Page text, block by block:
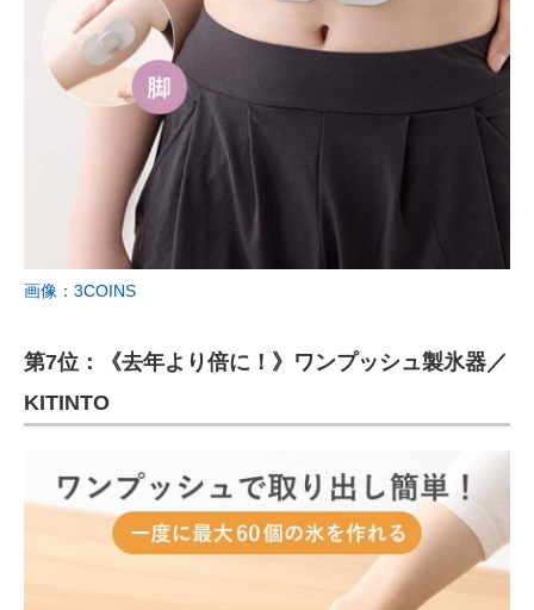
画像：3COINS
第7位：《去年より倍に！》ワンプッシュ製氷器／
KITINTO